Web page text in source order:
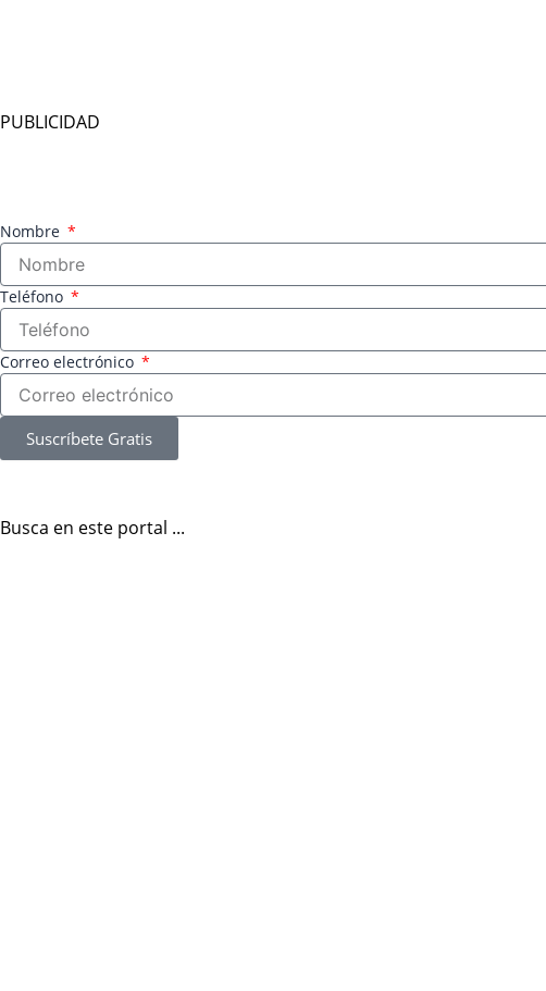
PUBLICIDAD
Nombre
Teléfono
Correo electrónico
Suscríbete Gratis
Busca en este portal ...